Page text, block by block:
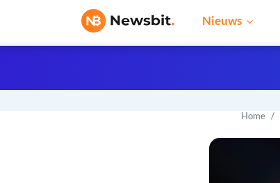
Nieuws
Home